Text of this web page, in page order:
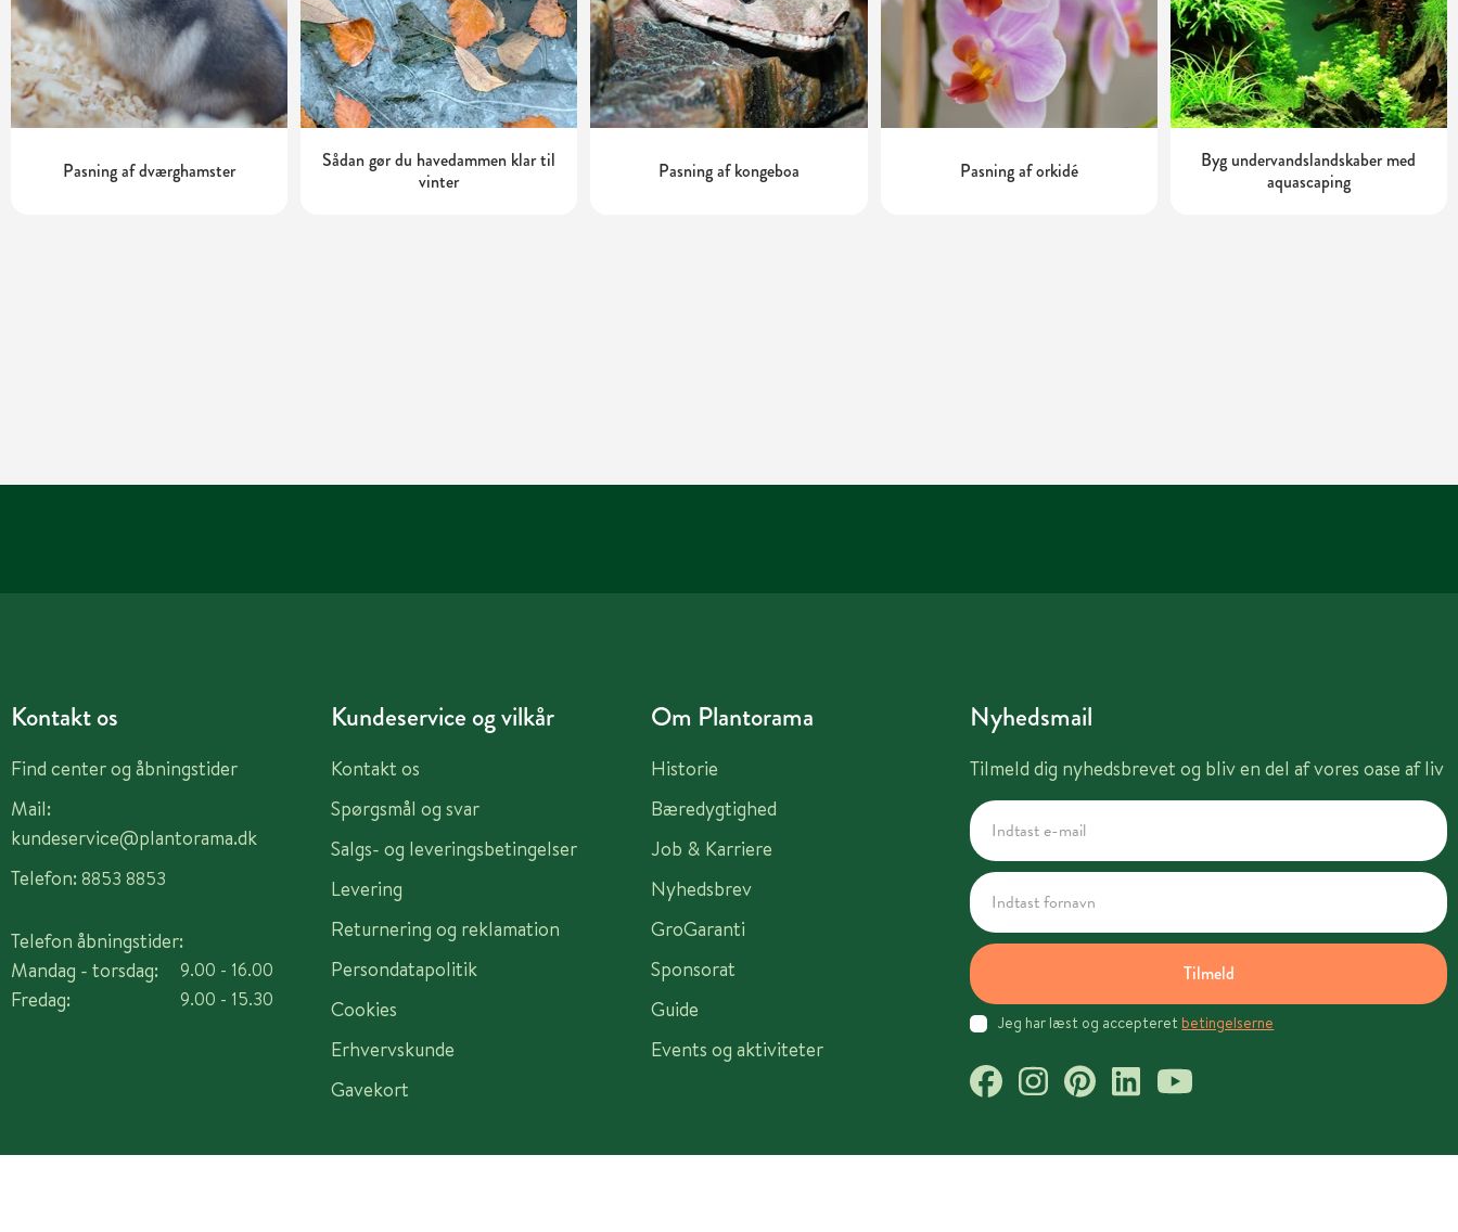
Pasning af dværghamster
Sådan gør du havedammen klar til
vinter
Pasning af kongeboa Pasning af orkidé
Byg undervandslandskaber med
aquascaping
Kontakt os
Find center og åbningstider
Mail:
kundeservice@plantorama.dk
Telefon: 8853 8853
Telefon åbningstider:
Mandag - torsdag:
Fredag:
9.00 - 16.00
9.00 - 15.30
Kundeservice og vilkår
Kontakt os
Spørgsmål og svar
Salgs- og leveringsbetingelser
Levering
Returnering og reklamation
Persondatapolitik
Cookies
Erhvervskunde
Gavekort
Om Plantorama
Historie
Bæredygtighed
Job & Karriere
Nyhedsbrev
GroGaranti
Sponsorat
Guide
Events og aktiviteter
Nyhedsmail
Tilmeld dig nyhedsbrevet og bliv en del af vores oase af liv
Tilmeld
Jeg har læst og accepteret betingelserne